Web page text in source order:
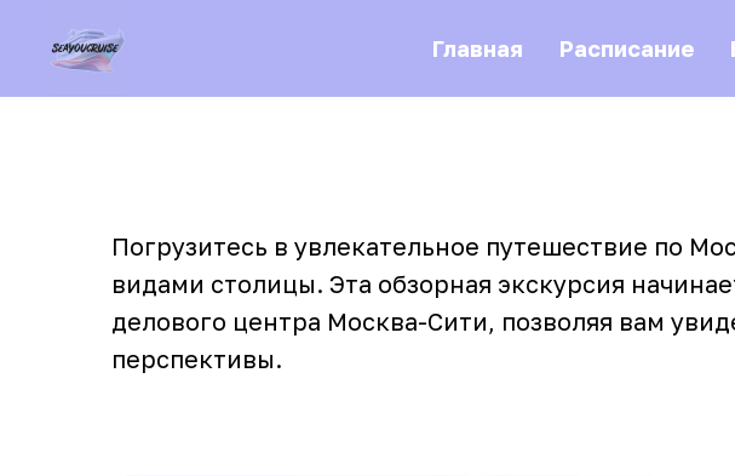
Главная Расписание
Погрузитесь в увлекательное путешествие по
видами столицы. Эта обзорная экскурсия
делового центра Москва-Сити, позволяя вам
перспективы.